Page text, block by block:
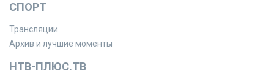
СПОРТ
Трансляции
Архив и лучшие моменты
НТВ-ПЛЮС.ТВ